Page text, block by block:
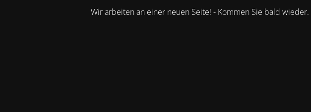
Wir arbeiten an einer neuen Seite! - Kommen Sie bald wieder.